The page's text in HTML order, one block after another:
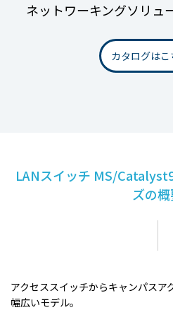
ネットワーキングソリュ
カタログはこ
LANスイッチ MS/
ズの
アクセススイッチからキャンパスア
幅広いモデル。